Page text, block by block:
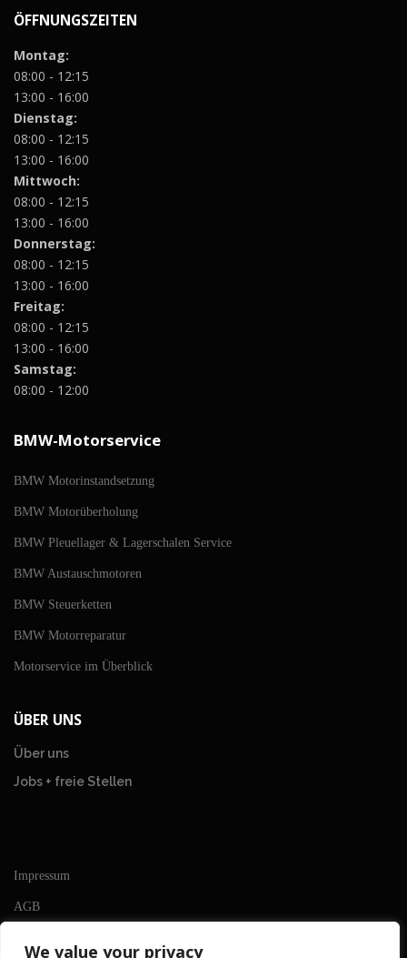
We value your privacy
ÖFFNUNGSZEITEN
Montag:
08:00 - 12:15
13:00 - 16:00
Dienstag:
08:00 - 12:15
13:00 - 16:00
Mittwoch:
08:00 - 12:15
13:00 - 16:00
Donnerstag:
08:00 - 12:15
13:00 - 16:00
Freitag:
08:00 - 12:15
13:00 - 16:00
Samstag:
08:00 - 12:00
BMW-Motorservice
BMW Motorinstandsetzung
BMW Motorüberholung
BMW Pleuellager & Lagerschalen Service
BMW Austauschmotoren
BMW Steuerketten
BMW Motorreparatur
Motorservice im Überblick
ÜBER UNS
Über uns
Jobs + freie Stellen
Impressum
AGB